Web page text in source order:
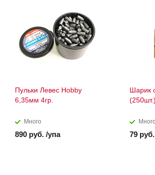
Пульки Левес Hobby
6,35мм 4гр.
Много
890 руб. /упа
Шарик
(250шт.)
Много
79